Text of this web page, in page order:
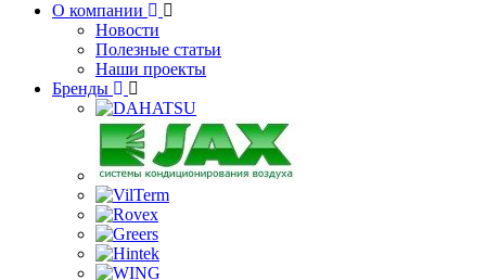
О компании
Новости
Полезные статьи
Наши проекты
Бренды